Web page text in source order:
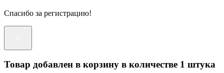
Спасибо за регистрацию!
Товар добавлен в корзину в количестве 1 штука